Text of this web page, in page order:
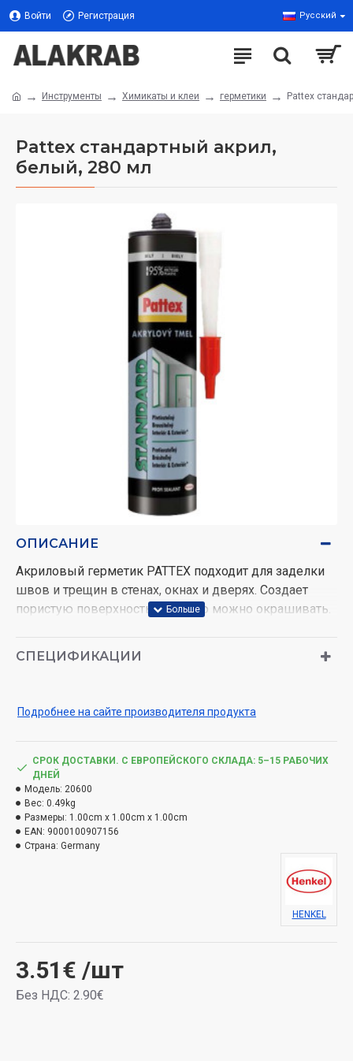
Войти Регистрация Русский
Инструменты Химикаты и клеи герметики Pattex
Pattex стандартный акрил,
белый, 280 мл
ОПИСАНИЕ
Акриловый герметик PATTEX подходит для заделки
швов и трещин в стенах, окнах и дверях. Создает
пористую поверхность, которую можно окрашивать.
для использования как внутри, так и снаружи
строительными материалами:- бетоном,- деревом, -
анодированный алюминий.Не пригоден для
герметик легко загрязняется из-за своей пористой
структуры. Он также не подходит для герметизации
швов в санитарных помещениях. Белый. Объем: 280
мл.
Используйте продукт безопасно. Перед
СПЕЦИФИКАЦИИ
Подробнее на сайте производителя продукта
3.51€ /шт
Без НДС: 2.90€
СРОК ДОСТАВКИ. С ЕВРОПЕЙСКОГО СКЛАДА: 5–15 РАБОЧИХ
ДНЕЙ
Модель: 20600
Вес: 0.49kg
Размеры: 1.00cm x 1.00cm x 1.00cm
EAN: 9000100907156
Страна: Germany
HENKEL